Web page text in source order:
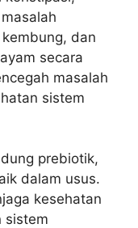
dan
secara
masalah
sistem
prebiotik,
dalam usus.
kesehatan
sistem